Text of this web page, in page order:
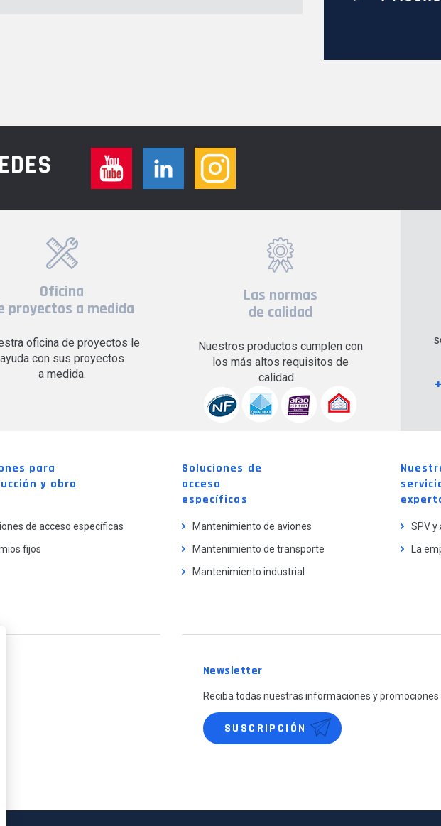
Oficina
proyectos a medida
oficina de proyectos le
ayuda con sus proyectos
a medida.
Las normas
de calidad
Nuestros productos cumplen con
los más altos requisitos de
calidad.
para
y obra
de acceso específicas
fijos
Soluciones de
acceso
específicas
Mantenimiento de aviones
Mantenimiento de transporte
Mantenimiento industrial
SPV y
La
Newsletter
Reciba todas nuestras informaciones y promociones
SUSCRIPCIÓN